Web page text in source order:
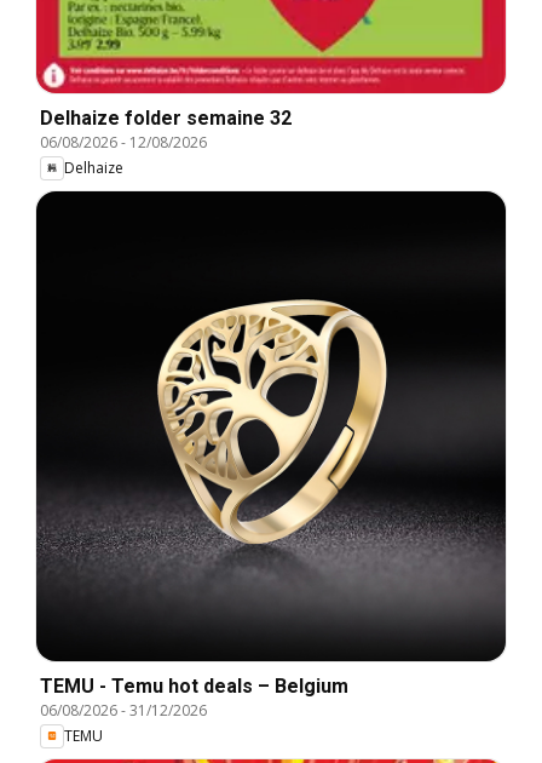
Delhaize folder semaine 32
06/08/2026- 12/08/2026
Delhaize
TEMU - Temu hot deals – Belgium
06/08/2026-31/12/2026
TEMU